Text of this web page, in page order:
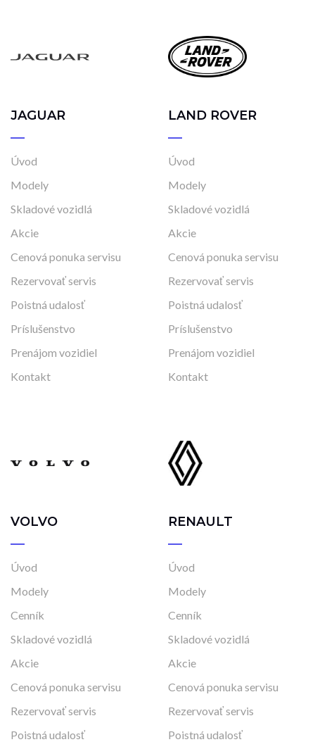
Cena
25 990 €
Stav
Na ceste
Skladom
Vo výrobe
Vo výrobe, s možnosťou meniť konfiguráciu
JAGUAR
Úvod
Modely
Skladové vozidlá
Akcie
Cenová ponuka servisu
Rezervovať servis
Poistná udalosť
Príslušenstvo
Prenájom vozidiel
Kontakt
LAND ROVER
Úvod
Modely
Skladové vozidlá
Akcie
Cenová ponuka servisu
Rezervovať servis
Poistná udalosť
Príslušenstvo
Prenájom vozidiel
Kontakt
VOLVO
Úvod
Modely
Cenník
Skladové vozidlá
Akcie
Cenová ponuka servisu
Rezervovať servis
Poistná udalosť
RENAULT
Úvod
Modely
Cenník
Skladové vozidlá
Akcie
Cenová ponuka servisu
Rezervovať servis
Poistná udalosť